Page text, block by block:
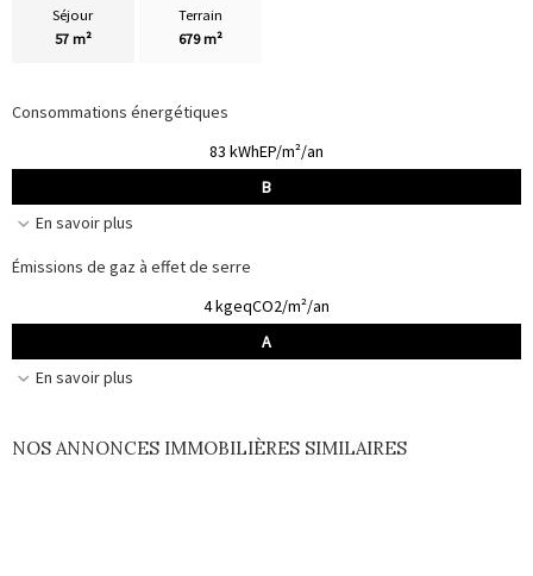
Séjour
57 m²
Terrain
679 m²
Consommations énergétiques
83 kWhEP/m²/an
B
En savoir plus
Émissions de gaz à effet de serre
4 kgeqCO2/m²/an
A
En savoir plus
NOS ANNONCES IMMOBILIÈRES SIMILAIRES